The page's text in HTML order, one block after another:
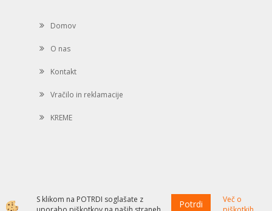
Domov
O nas
Kontakt
Vračilo in reklamacije
KREME
Izdelava spletne trgovine
S klikom na POTRDI soglašate z
Potrdi
Več o